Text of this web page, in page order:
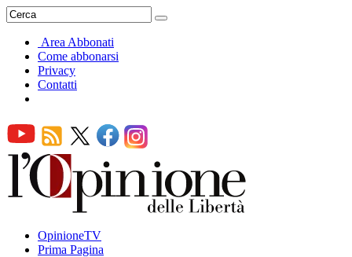
Area Abbonati
Come abbonarsi
Privacy
Contatti
OpinioneTV
Prima Pagina